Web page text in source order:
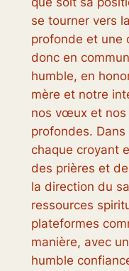
se tourner vers
profonde et une
donc en
humble, en
mère et notre
nos vœux et nos
profondes.
chaque croyant
des prières et
la direction du
ressources
plateformes
manière, avec
humble